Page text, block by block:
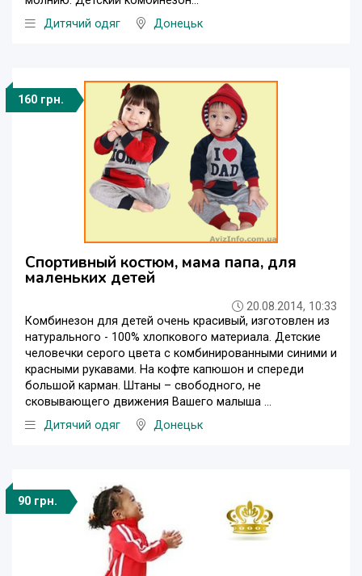
Дитячий одяг
Донецьк
160 грн.
Спортивный костюм, мама папа, для
маленьких детей
20.08.2014, 10:33
Комбинезон для детей очень красивый, изготовлен из
натурального - 100% хлопкового материала. Детские
человечки серого цвета с комбинированными синими и
красными рукавами. На кофте капюшон и спереди
большой карман. Штаны – свободного, не
сковывающего движения Вашего малыша ...
Дитячий одяг
Донецьк
90 грн.